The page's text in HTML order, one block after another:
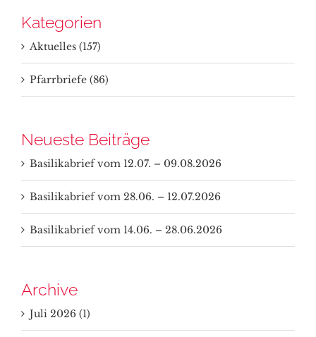
Kategorien
Aktuelles (157)
Pfarrbriefe (86)
Neueste Beiträge
Basilikabrief vom 12.07. – 09.08.2026
Basilikabrief vom 28.06. – 12.07.2026
Basilikabrief vom 14.06. – 28.06.2026
Archive
Juli 2026 (1)